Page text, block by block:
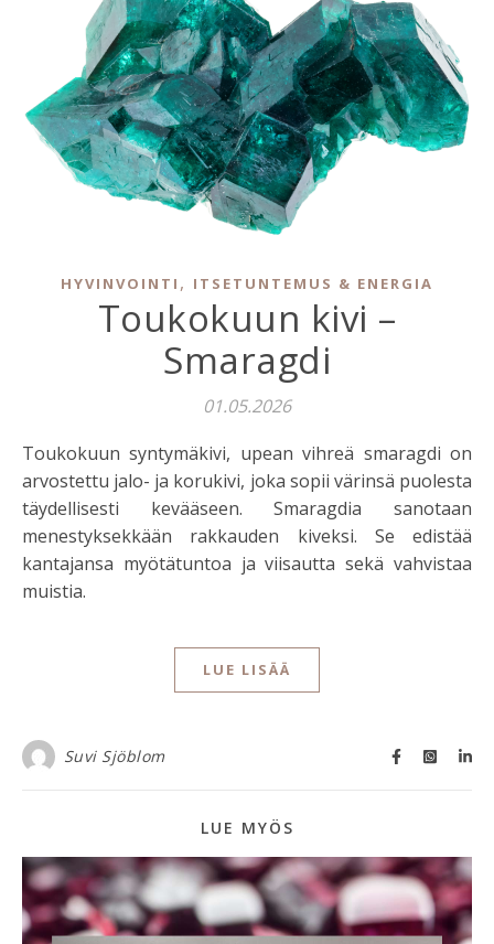
HYVINVOINTI , ITSETUNTEMUS & ENERGIA
Toukokuun kivi –
Smaragdi
01.05.2026
Toukokuun syntymäkivi, upean vihreä smaragdi on
arvostettu jalo- ja korukivi, joka sopii värinsä puolesta
täydellisesti kevääseen. Smaragdia sanotaan
menestyksekkään rakkauden kiveksi. Se edistää
kantajansa myötätuntoa ja viisautta sekä vahvistaa
muistia.
LUE LISÄÄ
Suvi Sjöblom
LUE MYÖS